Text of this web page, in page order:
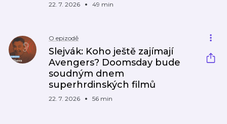
22. 7. 2026 49 min
O epizodě
Slejvák: Koho ještě zajímají
Avengers? Doomsday bude
soudným dnem
superhrdinských filmů
22. 7. 2026 56 min